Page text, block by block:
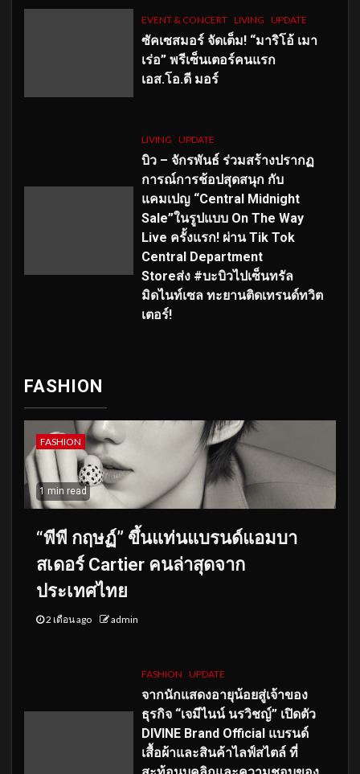
EVENT & CONCERT LIVING UPDATE
ซัคเซสมอร์ จัดเต็ม! “มาริโอ้ เมา
เร่อ” พรีเซ็นเตอร์คนแรก
เอส.โอ.ดี มอร์
LIVING UPDATE
บิว – จักรพันธ์ ร่วมสร้างปรากฏ
การณ์การช้อปสุดสนุก กับ
แคมเปญ “Central Midnight
Sale”ในรูปแบบ On The Way
Live ครั้งแรก! ผ่าน Tik Tok
Central Department
Storeส่ง #บะบิวไปเซ็นทรัล
มิดไนท์เซล ทะยานติดเทรนด์ทวิต
เตอร์!
FASHION
FASHION
1 min read
“พีพี กฤษฏ์” ขึ้นแท่นแบรนด์แอมบา
สเดอร์ Cartier คนล่าสุดจาก
ประเทศไทย
2 เดือน ago admin
FASHION UPDATE
จากนักแสดงอายุน้อยสู่เจ้าของ
ธุรกิจ “เจมีไนน์ นรวิชญ์” เปิดตัว
DIVINE Brand Official แบรนด์
เสื้อผ้าและสินค้าไลฟ์สไตล์ ที่